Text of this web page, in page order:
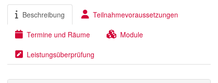
Beschreibung Teilnahmevoraussetzungen
Termine und Räume Module
Leistungsüberprüfung